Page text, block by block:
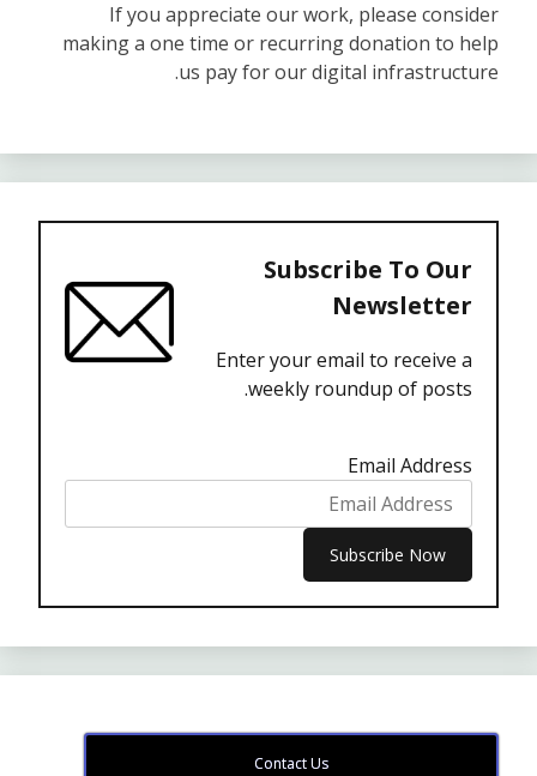
If you appreciate our work, please consider
making a one time or recurring donation to help
us pay for our digital infrastructure.
Subscribe To Our
Newsletter
Enter your email to receive a
weekly roundup of posts.
Email Address
Contact Us